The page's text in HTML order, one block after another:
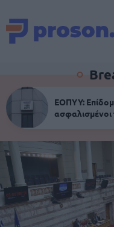
ΕΟΠΥΥ:
ασφαλισμένοι